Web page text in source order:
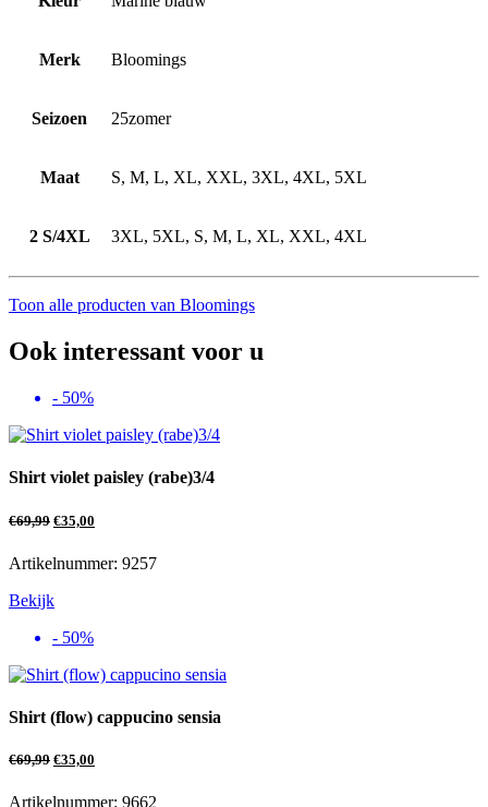
Merk Bloomings
Seizoen 25zomer
Maat S, M, L, XL, XXL, 3XL, 4XL, 5XL
2 S/4XL 3XL, 5XL, S, M, L, XL, XXL, 4XL
Toon alle producten van Bloomings
Ook interessant voor u
- 50%
Shirt violet paisley (rabe)3/4
€69,99 €35,00
Artikelnummer: 9257
Bekijk
- 50%
Shirt (flow) cappucino sensia
€69,99 €35,00
Artikelnummer: 9662